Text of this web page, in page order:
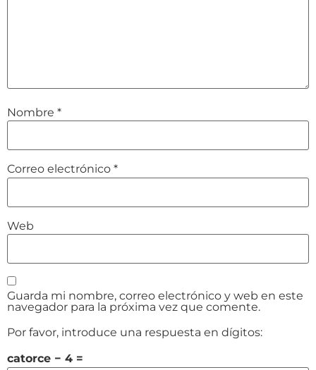
Nombre *
Correo electrónico *
Web
Guarda mi nombre, correo electrónico y web en este
navegador para la próxima vez que comente.
Por favor, introduce una respuesta en dígitos:
catorce − 4 =